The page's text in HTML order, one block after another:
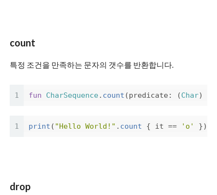
count
특정 조건을 만족하는 문자의 갯수를 반환합니다.
1 fun CharSequence. count (predicate : (Char)
1 print ( "Hello World!" . count { it == 'o' })
drop